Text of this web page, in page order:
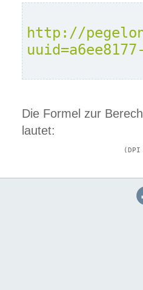
http://
Die Formel zur
lautet: